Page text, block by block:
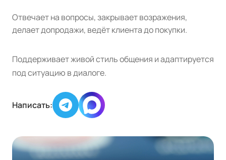
Отвечает на вопросы, закрывает возражения,
делает допродажи, ведёт клиента до покупки.
Поддерживает живой стиль общения и адаптируется
под ситуацию в диалоге.
Написать: